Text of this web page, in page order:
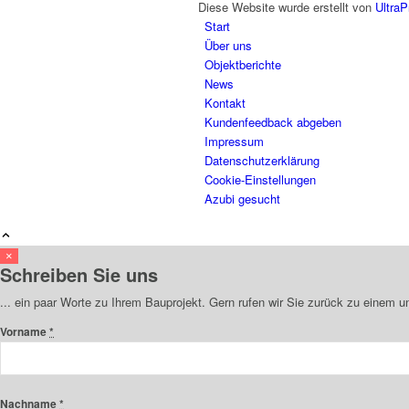
Diese Website wurde erstellt von
Start
Über uns
Objektberichte
News
Kontakt
Kundenfeedback abgeben
Impressum
Datenschutzerklärung
Cookie-Einstellungen
Azubi gesucht
×
Schreiben Sie uns
... ein paar Worte zu Ihrem Bauprojekt. Gern rufen wir Sie zurück zu einem
Vorname*
Nachname*